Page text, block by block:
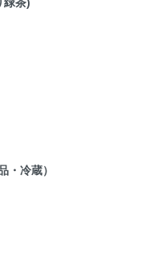
・冷蔵）